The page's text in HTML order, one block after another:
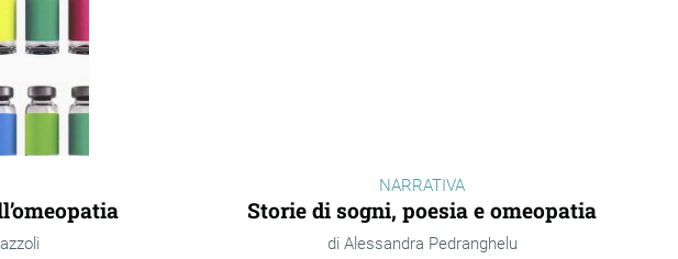
NARRATIVA
Storie di sogni, poesia e omeopatia
Alessandra Pedranghelu